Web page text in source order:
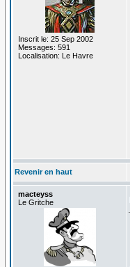
Inscrit le: 25 Sep 2002
Messages: 591
Localisation: Le Havre
Revenir en haut
macteyss
Le Gritche